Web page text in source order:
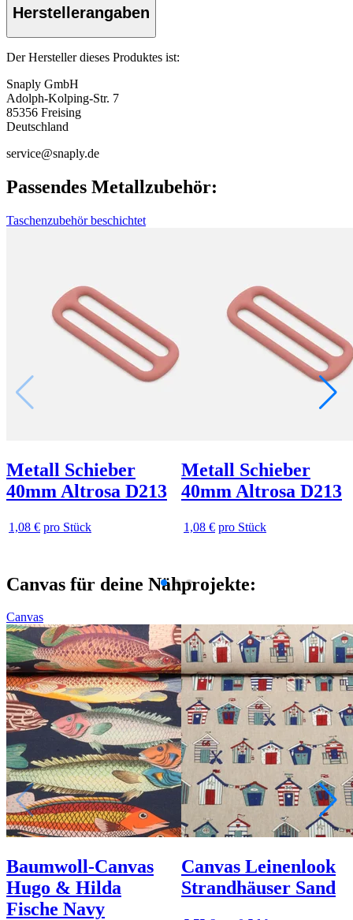
Herstellerangaben
Der Hersteller dieses Produktes ist:
Snaply GmbH
Adolph-Kolping-Str. 7
85356 Freising
Deutschland
service@snaply.de
Passendes Metallzubehör:
Taschenzubehör beschichtet
Metall Schieber
40mm Altrosa D213
1,08 € pro Stück
Metall Schieber
40mm Altrosa D213
1,08 € pro Stück
Canvas für deine Nähprojekte:
Canvas
Baumwoll-Canvas
Hugo & Hilda
Fische Navy
Canvas Leinenlook
Strandhäuser Sand